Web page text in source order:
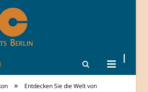
Living
»
Entdecken Sie die Welt von